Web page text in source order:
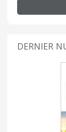
DERNIER